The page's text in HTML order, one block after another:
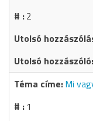
2
Mi
1